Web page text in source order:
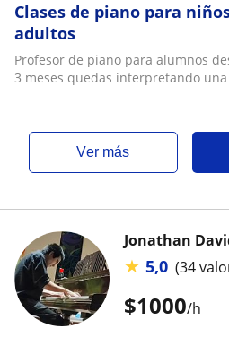
Clases de piano para
adultos
Profesor de piano para alumnos
3 meses quedas interpretando
ver más
$1000/h
Jonathan
★ 5,0 (34